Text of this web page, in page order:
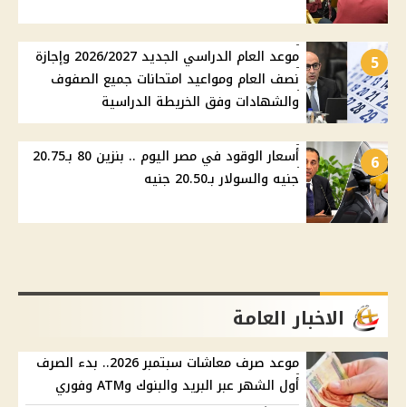
5
موعد العام الدراسي الجديد 2026/2027 وإجازة
نصف العام ومواعيد امتحانات جميع الصفوف
والشهادات وفق الخريطة الدراسية
6
أسعار الوقود في مصر اليوم .. بنزين 80 بـ20.75
جنيه والسولار بـ20.50 جنيه
الاخبار العامة
موعد صرف معاشات سبتمبر 2026.. بدء الصرف
أول الشهر عبر البريد والبنوك وATM وفوري